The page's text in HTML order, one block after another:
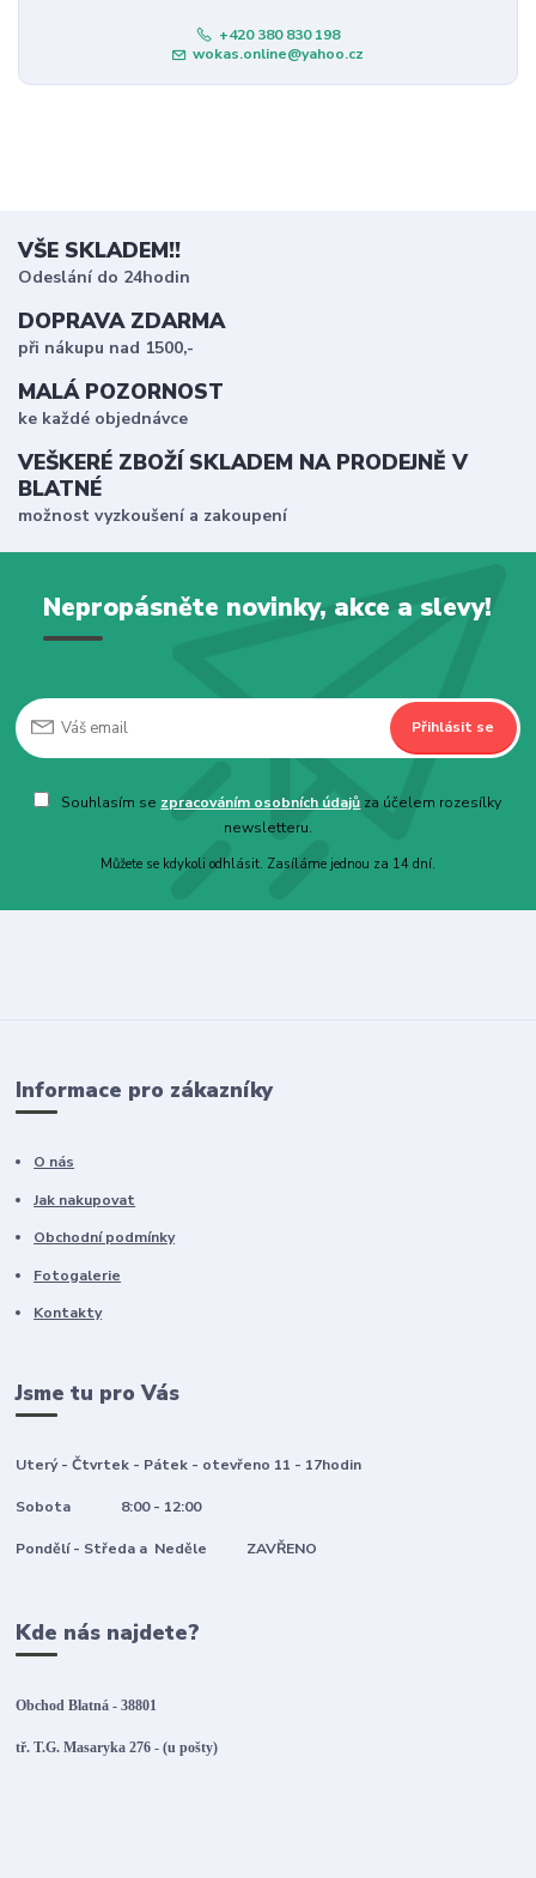
+420 380 830 198
wokas.online@yahoo.cz
VŠE SKLADEM!!
Odeslání do 24hodin
DOPRAVA ZDARMA
při nákupu nad 1500,-
MALÁ POZORNOST
ke každé objednávce
VEŠKERÉ ZBOŽÍ SKLADEM NA PRODEJNĚ V
BLATNÉ
možnost vyzkoušení a zakoupení
Nepropásněte novinky, akce a slevy!
Přihlásit se
Souhlasím se zpracováním osobních údajů za účelem rozesílky
newsletteru.
Můžete se kdykoli odhlásit. Zasíláme jednou za 14 dní.
Informace pro zákazníky
O nás
Jak nakupovat
Obchodní podmínky
Fotogalerie
Kontakty
Jsme tu pro Vás
Uterý - Čtvrtek - Pátek - otevřeno 11 - 17hodin
Sobota 8:00 - 12:00
Pondělí - Středa a Neděle ZAVŘENO
Kde nás najdete?
Obchod Blatná - 38801
tř. T.G. Masaryka 276 - (u pošty)